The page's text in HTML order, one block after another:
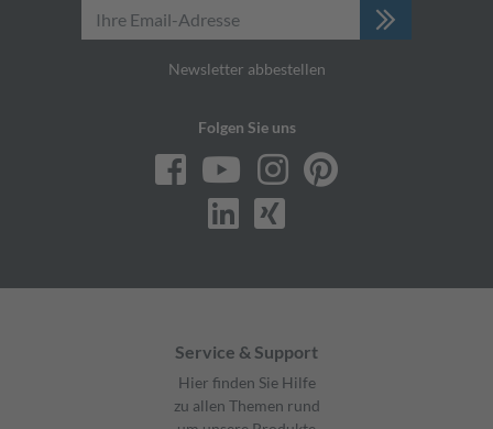
Service & Support
Hier finden Sie Hilfe
zu allen Themen rund
Newsletter abbestellen
Folgen Sie uns